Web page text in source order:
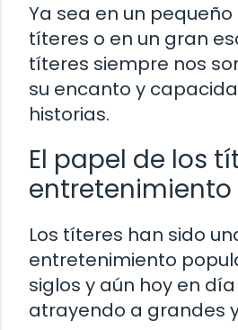
Ya sea en un
títeres o en un gran
títeres siempre nos
su encanto y
historias.
El papel de los
entretenimiento
Los títeres han sido
entretenimiento
siglos y aún hoy en
atrayendo a grandes